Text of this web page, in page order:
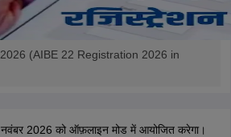
2026 (AIBE 22 Registration 2026 in
2026 को ऑफ़लाइन मोड में आयोजित करेगा।